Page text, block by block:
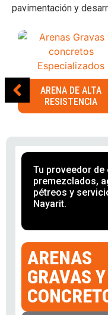
pavimentación y
ARENA DE ALTA
RESISTENCIA
Tu proveedor
premezclados,
pétreos y
Nayarit.
ARENAS
GRAVAS Y